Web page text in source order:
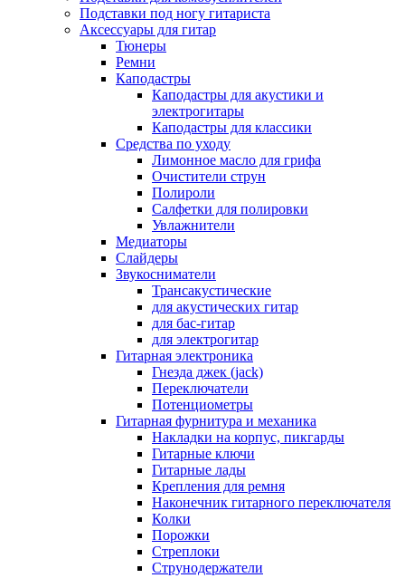
Подставки под ногу гитариста
Аксессуары для гитар
Тюнеры
Ремни
Каподастры
Каподастры для акустики и
электрогитары
Каподастры для классики
Средства по уходу
Лимонное масло для грифа
Очистители струн
Полироли
Салфетки для полировки
Увлажнители
Медиаторы
Слайдеры
Звукосниматели
Трансакустические
для акустических гитар
для бас-гитар
для электрогитар
Гитарная электроника
Гнезда джек (jack)
Переключатели
Потенциометры
Гитарная фурнитура и механика
Накладки на корпус, пикгарды
Гитарные ключи
Гитарные лады
Крепления для ремня
Наконечник гитарного переключателя
Колки
Порожки
Стреплоки
Струнодержатели